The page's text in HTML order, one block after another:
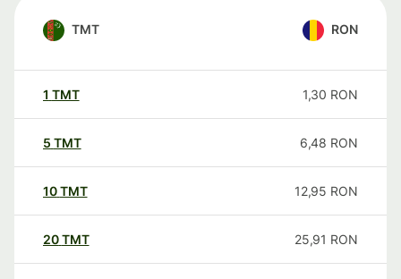
TMT RON
1 TMT 1,30 RON
5 TMT 6,48 RON
10TMT 12,95 RON
20TMT 25,91 RON